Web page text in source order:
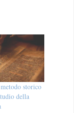
storico
della